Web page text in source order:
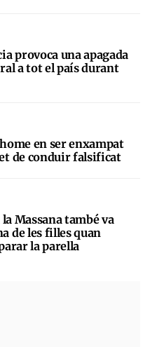
provoca una apagada
a tot el país durant
en ser enxampat
de conduir falsificat
Massana també va
de les filles quan
la parella